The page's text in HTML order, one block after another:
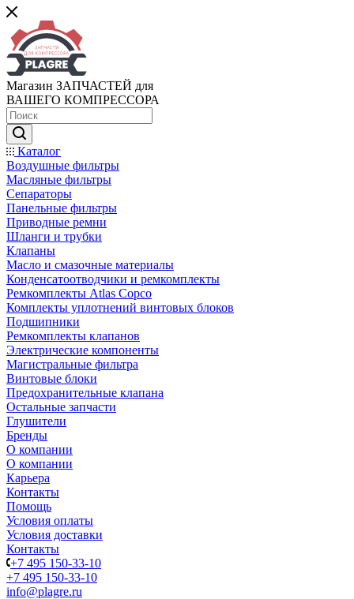
Магазин ЗАПЧАСТЕЙ для
ВАШЕГО КОМПРЕССОРА
Каталог
Воздушные фильтры
Масляные фильтры
Сепараторы
Панельные фильтры
Приводные ремни
Шланги и трубки
Клапаны
Масло и смазочные материалы
Конденсатоотводчики и ремкомплекты
Ремкомплекты Atlas Copco
Комплекты уплотнений винтовых блоков
Подшипники
Ремкомплекты клапанов
Электрические компоненты
Магистральные фильтра
Винтовые блоки
Предохранительные клапана
Остальные запчасти
Глушители
Бренды
О компании
О компании
Карьера
Контакты
Помощь
Условия оплаты
Условия доставки
Контакты
+7 495 150-33-10
+7 495 150-33-10
info@plagre.ru